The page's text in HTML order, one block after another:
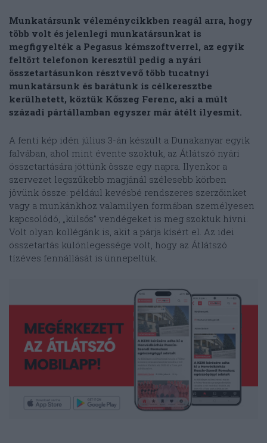
Munkatársunk véleménycikkben reagál arra, hogy
több volt és jelenlegi munkatársunkat is
megfigyelték a Pegasus kémszoftverrel, az egyik
feltört telefonon keresztül pedig a nyári
összetartásunkon résztvevő több tucatnyi
munkatársunk és barátunk is célkeresztbe
kerülhetett, köztük Kőszeg Ferenc, aki a múlt
századi pártállamban egyszer már átélt ilyesmit.
A fenti kép idén július 3-án készült a Dunakanyar egyik
falvában, ahol mint évente szoktuk, az Átlátszó nyári
összetartására jöttünk össze egy napra. Ilyenkor a
szervezet legszűkebb magjánál szélesebb körben
jövünk össze: például kevésbé rendszeres szerzőinket
vagy a munkánkhoz valamilyen formában személyesen
kapcsolódó, „külsős” vendégeket is meg szoktuk hívni.
Volt olyan kollégánk is, akit a párja kísért el. Az idei
összetartás különlegessége volt, hogy az Átlátszó
tízéves fennállását is ünnepeltük.